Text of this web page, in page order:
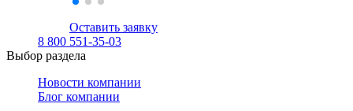
Оставить заявку
8 800 551-35-03
Выбор раздела
Новости компании
Блог компании